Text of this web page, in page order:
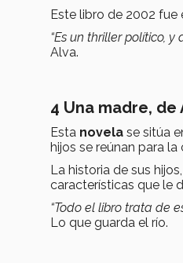
Este libro de 2002
“Es un thriller político,
Alva.
4 Una madre, de
Esta novela se sitúa
hijos se reúnan para la
La historia de sus
características que le
“Todo el libro trata de
Lo que guarda el río.